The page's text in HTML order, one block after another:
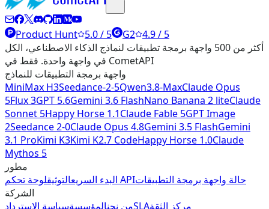
Product Hunt 5.0 / 5 G2 4.9 / 5
أكثر من 500 واجهة برمجة تطبيقات لنماذج الذكاء الاصطناعي، الكل
في واجهة واحدة. فقط في CometAPI
واجهة برمجة التطبيقات للنماذج
MiniMax H3Seedance-2-5Qwen3.8-MaxClaude Opus
5Flux 3GPT 5.6Gemini 3.6 FlashNano Banana 2 liteClaude
Sonnet 5Happy Horse 1.1Claude Fable 5GPT Image
2Seedance 2-0Claude Opus 4.8Gemini 3.5 FlashGemini
3.1 ProKimi K3Kimi K2.7 CodeHappy Horse 1.0Claude
Mythos 5
مطور
البدء السريعالتوثيق لوحة تحكم APIحالة واجهة برمجة التطبيقات
الشركة
من نحنالمؤسسةسياسة الاسترداد SLAمركز الثقة